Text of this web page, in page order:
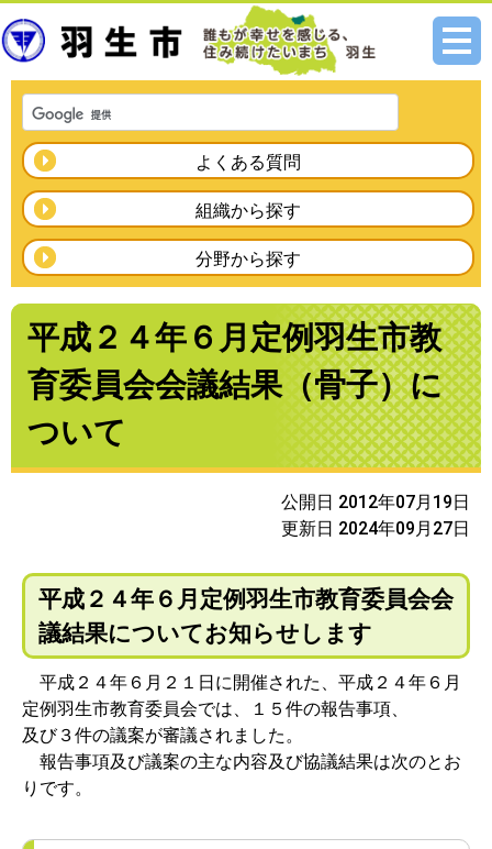
メニ
よくある質問
組織から探す
分野から探す
平成２４年６月定例羽生市教
育委員会会議結果（骨子）に
ついて
公開日 2012年07月19日
更新日 2024年09月27日
平成２４年６月定例羽生市教育委員会会
議結果についてお知らせします
平成２４年６月２１日に開催された、平成２４年６月
定例羽生市教育委員会では、１５件の報告事項、
及び３件の議案が審議されました。
報告事項及び議案の主な内容及び協議結果は次のとお
りです。